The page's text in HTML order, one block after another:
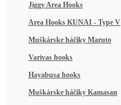
Jiggy Area Hooks
Area Hooks KUNAI - Type V
Muškárske háčiky Maruto
Varivas hooks
Hayabusa hooks
Muškárske háčiky Kamasan